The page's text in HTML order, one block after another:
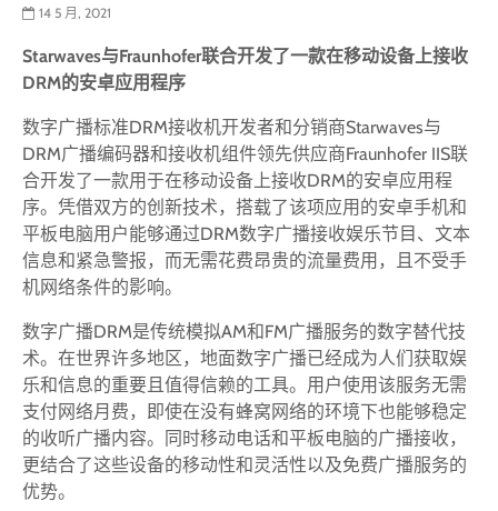
14 5 月, 2021
Starwaves与Fraunhofer联合开发了一款在移动设备上接收
DRM的安卓应用程序
数字广播标准DRM接收机开发者和分销商Starwaves与
DRM广播编码器和接收机组件领先供应商Fraunhofer IIS联
合开发了一款用于在移动设备上接收DRM的安卓应用程
序。凭借双方的创新技术，搭载了该项应用的安卓手机和
平板电脑用户能够通过DRM数字广播接收娱乐节目、文本
信息和紧急警报，而无需花费昂贵的流量费用，且不受手
机网络条件的影响。
数字广播DRM是传统模拟AM和FM广播服务的数字替代技
术。在世界许多地区，地面数字广播已经成为人们获取娱
乐和信息的重要且值得信赖的工具。用户使用该服务无需
支付网络月费，即使在没有蜂窝网络的环境下也能够稳定
的收听广播内容。同时移动电话和平板电脑的广播接收，
更结合了这些设备的移动性和灵活性以及免费广播服务的
优势。